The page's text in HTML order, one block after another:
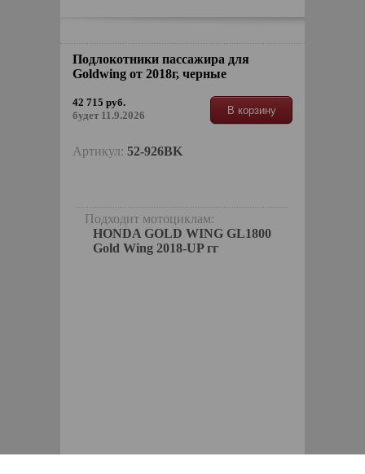
Подлокотники пассажира для
Goldwing от 2018г, черные
42 715 руб.
будет 11.9.2026
В корзину
Артикул: 52-926BK
Подходит мотоциклам:
HONDA GOLD WING GL1800
Gold Wing 2018-UP гг